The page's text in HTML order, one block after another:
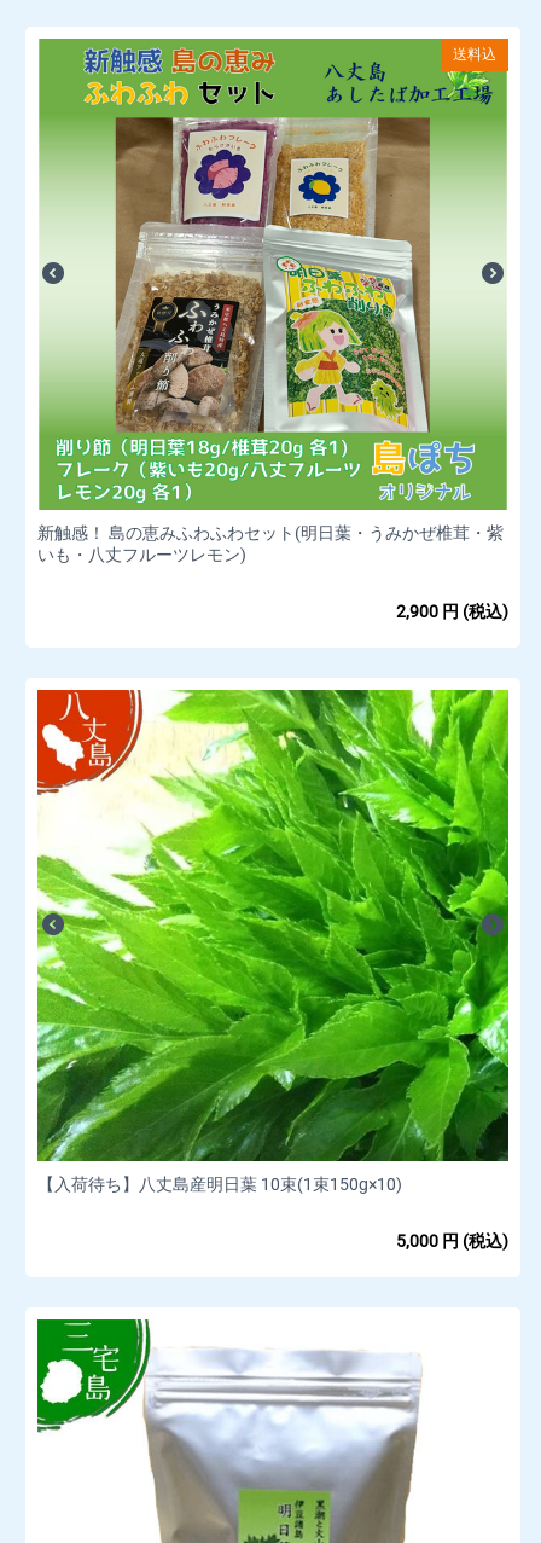
送料込
新触感！ 島の恵みふわふわセット(明日葉・うみかぜ椎茸・紫
いも・八丈フルーツレモン)
2,900 円 (税込)
【入荷待ち】八丈島産明日葉 10束(1束150g×10)
5,000 円 (税込)